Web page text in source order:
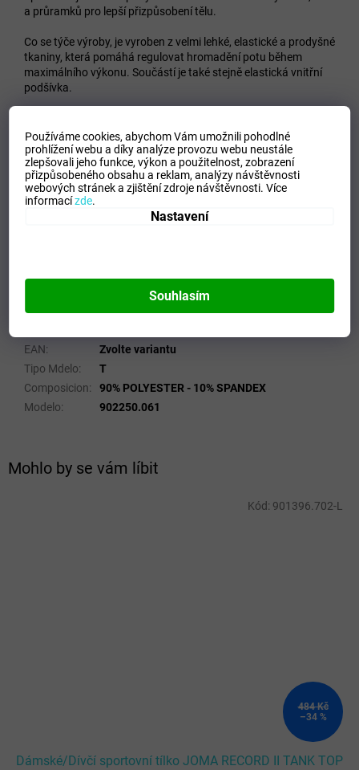
Používáme cookies, abychom Vám umožnili pohodlné
prohlížení webu a díky analýze provozu webu neustále
zlepšovali jeho funkce, výkon a použitelnost,zobrazení
přizpůsobeného obsahu a reklam, analýzy návštěvnosti
webových stránek a zjištění zdroje návštěvnosti.Více
informacízde.
Nastavení
Souhlasím
Mohlo by se vám líbit
484 Kč
–34 %
Dámské/Dívčí sportovní tílko JOMA RECORD II TANK TOP
Kód: 901396.702-L
a průramků pro lepší přizpůsobení tělu.
Co se týče výroby, je vyroben z velmi lehké, elastické a prodyšné
tkaniny, která pomáhá regulovat hromadění potu během
maximálního výkonu. Součástí je také stejně elastická vnitřní
podšívka.
Logo Joma v tisku.
Plodina
Žádné švy po stranách
Dostatečné zapínání na hrudník
Doplňkové parametry
EAN:
Zvolte variantu
Tipo Mdelo:
T
Composicion:
90% POLYESTER - 10% SPANDEX
Modelo: 902250.061